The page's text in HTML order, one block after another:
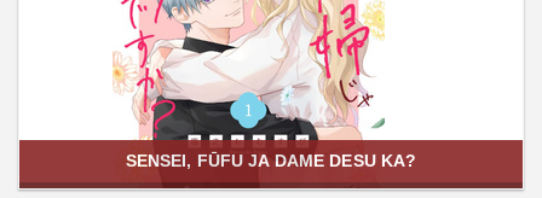
SENSEI, FŪFU JA DAME DESU KA?